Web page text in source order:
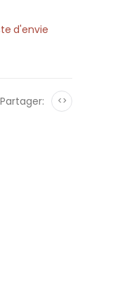
d'envie
Partager: <>